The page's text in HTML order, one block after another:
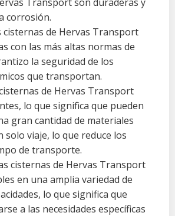
corrosión.
cisternas de Hervas Transport
con las más altas normas de
la seguridad de los
que transportan.
de Hervas Transport
lo que significa que pueden
gran cantidad de materiales
solo viaje, lo que reduce los
de transporte.
cisternas de Hervas Transport
en una amplia variedad de
lo que significa que
a las necesidades específicas